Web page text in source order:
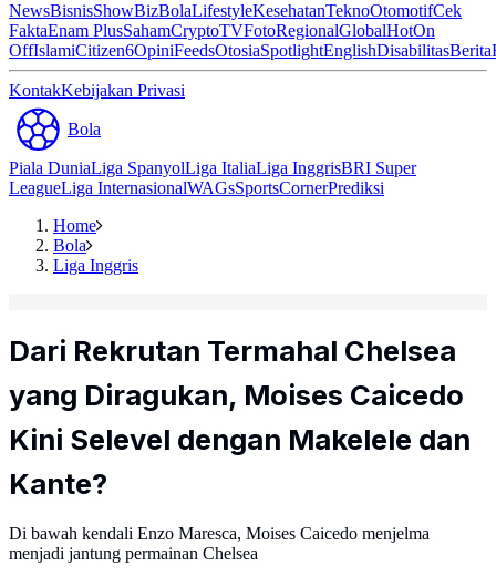
NewsBisnisShowBizBolaLifestyleKesehatanTeknoOtomotifCek
FaktaEnam PlusSahamCryptoTVFotoRegionalGlobalHotOn
OffIslamiCitizen6OpiniFeedsOtosiaSpotlightEnglishDisabilitasBerita
KontakKebijakan Privasi
Bola
Piala DuniaLiga SpanyolLiga ItaliaLiga InggrisBRI Super
LeagueLiga InternasionalWAGsSportsCornerPrediksi
Home
Bola
Liga Inggris
Dari Rekrutan Termahal Chelsea
yang Diragukan, Moises Caicedo
Kini Selevel dengan Makelele dan
Kante?
Di bawah kendali Enzo Maresca, Moises Caicedo menjelma
menjadi jantung permainan Chelsea